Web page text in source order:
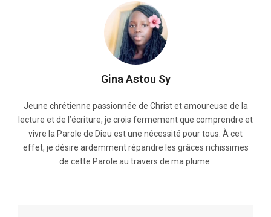
Gina Astou Sy
Jeune chrétienne passionnée de Christ et amoureuse de la
lecture et de l’écriture, je crois fermement que comprendre et
vivre la Parole de Dieu est une nécessité pour tous. À cet
effet, je désire ardemment répandre les grâces richissimes
de cette Parole au travers de ma plume.